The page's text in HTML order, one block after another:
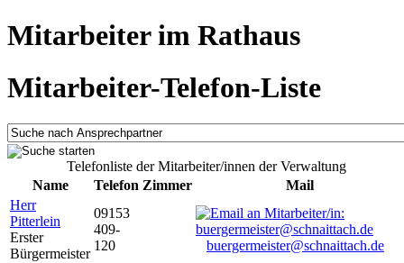
Mitarbeiter im Rathaus
Mitarbeiter-Telefon-Liste
Telefonliste der Mitarbeiter/innen der Verwaltung
Name
Telefon Zimmer
Mail
Herr
Pitterlein
Erster
Bürgermeister
09153
409-
120
buergermeister@schnaittach.de